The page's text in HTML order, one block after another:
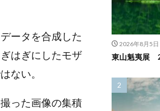
ータを合成した
はぎにしたモザ
ない。
った画像の集積
2026年8月5日
東山魁夷展